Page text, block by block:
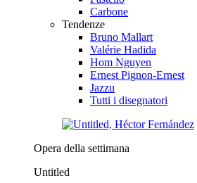
Carbone
Tendenze
Bruno Mallart
Valérie Hadida
Hom Nguyen
Ernest Pignon-Ernest
Jazzu
Tutti i disegnatori
Opera della settimana
Untitled